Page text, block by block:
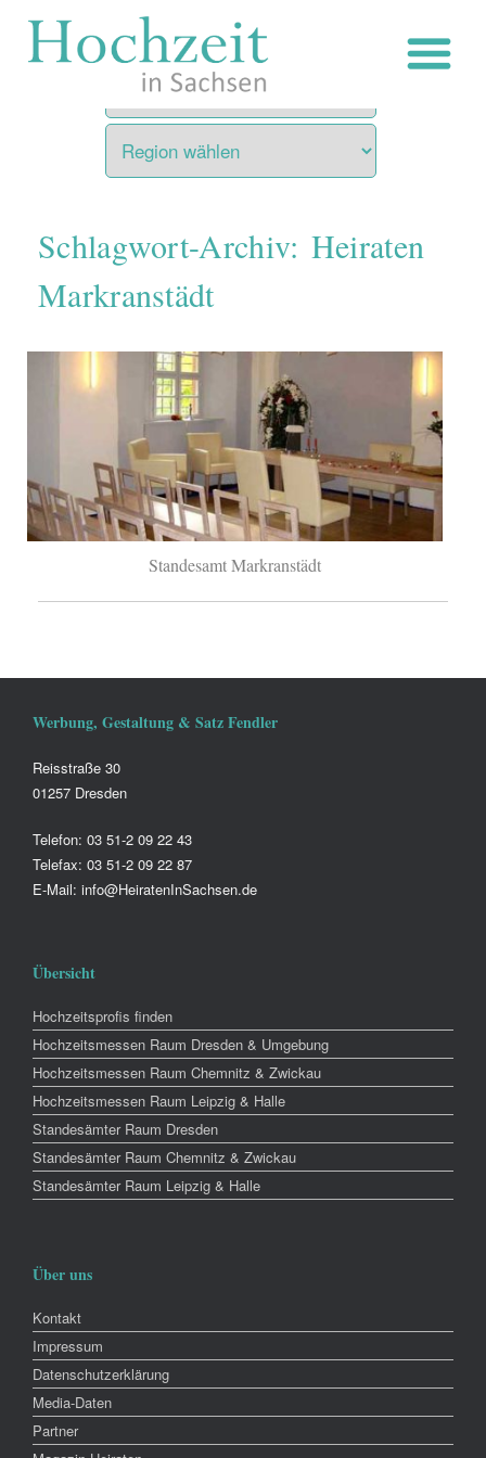
Inhalt
Schlagwort-Archiv: Heiraten
Markranstädt
Standesamt Markranstädt
Werbung, Gestaltung & Satz Fendler
Reisstraße 30
01257 Dresden
Telefon: 03 51-2 09 22 43
Telefax: 03 51-2 09 22 87
E-Mail: info@HeiratenInSachsen.de
Übersicht
Hochzeitsprofis finden
Hochzeitsmessen Raum Dresden & Umgebung
Hochzeitsmessen Raum Chemnitz & Zwickau
Hochzeitsmessen Raum Leipzig & Halle
Standesämter Raum Dresden
Standesämter Raum Chemnitz & Zwickau
Standesämter Raum Leipzig & Halle
Über uns
Kontakt
Impressum
Datenschutzerklärung
Media-Daten
Partner